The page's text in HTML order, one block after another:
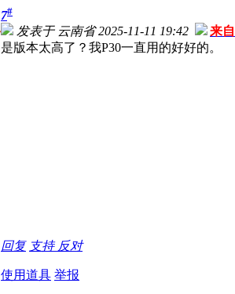
7#
发表于 云南省 2025-11-11 19:42
来
是版本太高了？我P30一直用的好好的。
回复 支持 反对
使用道具 举报